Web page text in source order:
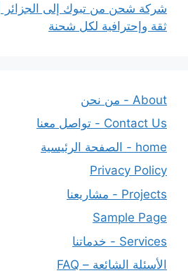
شركة شحن من تبوك إلى الجزائر |
ثقة وإحترافية لكل شحنة
About - من نحن
Contact Us - تواصل معنا
home - الصفحة الرئيسية
Privacy Policy
Projects - مشاريعنا
Sample Page
Services - خدماتنا
الأسئلة الشائعة – FAQ